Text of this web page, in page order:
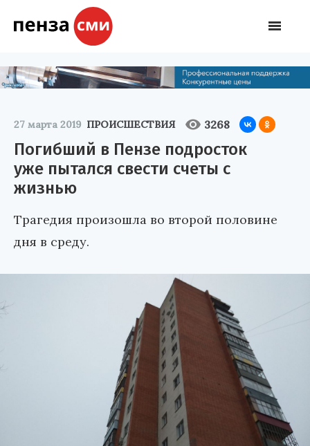
27 марта 2019 ПРОИСШЕСТВИЯ 3268
Погибший в Пензе подросток
уже пытался свести счеты с
жизнью
Трагедия произошла во второй половине
дня в среду.